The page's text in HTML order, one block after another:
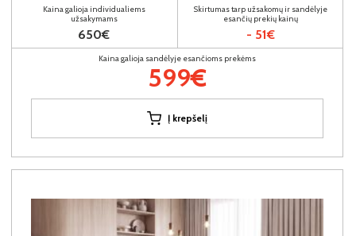
Kaina galioja individualiems
užsakymams
650€
Skirtumas tarp užsakomų ir sandėlyje
esančių prekių kainų
- 51€
Kaina galioja sandėlyje esančioms prekėms
599€
Į krepšelį